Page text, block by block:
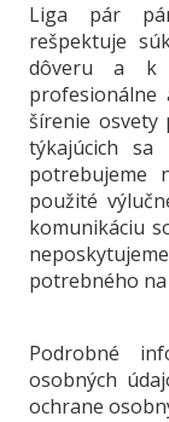
Liga pár
rešpektuje
dôveru a k
profesionálne
šírenie osvety
týkajúcich
potrebujeme
použité
komunikáciu
potrebného
Podrobné
osobných
ochrane